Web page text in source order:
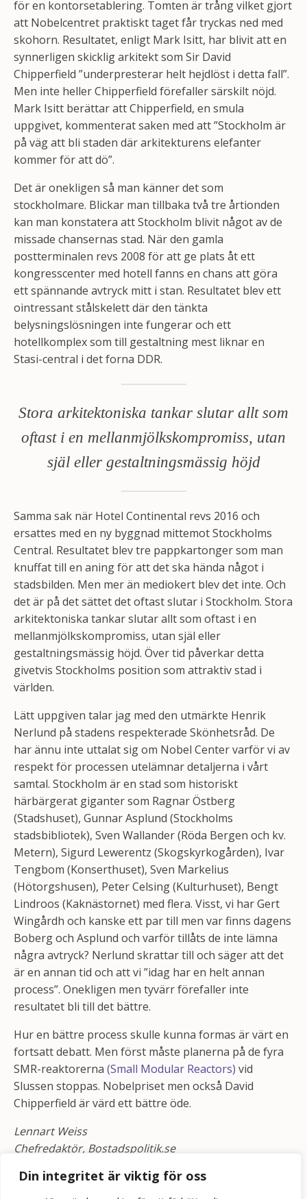
Din integritet är viktig för oss
för en kontorsetablering. Tomten är trång vilket gjort
att Nobelcentret praktiskt taget får tryckas ned med
skohorn. Resultatet, enligt Mark Isitt, har blivit att en
synnerligen skicklig arkitekt som Sir David
Chipperfield ”underpresterar helt hejdlöst i detta fall”.
Men inte heller Chipperfield förefaller särskilt nöjd.
Mark Isitt berättar att Chipperfield, en smula
uppgivet, kommenterat saken med att ”Stockholm är
på väg att bli staden där arkitekturens elefanter
kommer för att dö”.
Det är onekligen så man känner det som
stockholmare. Blickar man tillbaka två tre årtionden
kan man konstatera att Stockholm blivit något av de
missade chansernas stad. När den gamla
postterminalen revs 2008 för att ge plats åt ett
kongresscenter med hotell fanns en chans att göra
ett spännande avtryck mitt i stan. Resultatet blev ett
ointressant stålskelett där den tänkta
belysningslösningen inte fungerar och ett
hotellkomplex som till gestaltning mest liknar en
Stasi-central i det forna DDR.
Stora arkitektoniska tankar slutar allt som
oftast i en mellanmjölkskompromiss, utan
själ eller gestaltningsmässig höjd
Samma sak när Hotel Continental revs 2016 och
ersattes med en ny byggnad mittemot Stockholms
Central. Resultatet blev tre pappkartonger som man
knuffat till en aning för att det ska hända något i
stadsbilden. Men mer än mediokert blev det inte. Och
det är på det sättet det oftast slutar i Stockholm. Stora
arkitektoniska tankar slutar allt som oftast i en
mellanmjölkskompromiss, utan själ eller
gestaltningsmässig höjd. Över tid påverkar detta
givetvis Stockholms position som attraktiv stad i
världen.
Lätt uppgiven talar jag med den utmärkte Henrik
Nerlund på stadens respekterade Skönhetsråd. De
har ännu inte uttalat sig om Nobel Center varför vi av
respekt för processen utelämnar detaljerna i vårt
samtal. Stockholm är en stad som historiskt
härbärgerat giganter som Ragnar Östberg
(Stadshuset), Gunnar Asplund (Stockholms
stadsbibliotek), Sven Wallander (Röda Bergen och kv.
Metern), Sigurd Lewerentz (Skogskyrkogården), Ivar
Tengbom (Konserthuset), Sven Markelius
(Hötorgshusen), Peter Celsing (Kulturhuset), Bengt
Lindroos (Kaknästornet) med flera. Visst, vi har Gert
Wingårdh och kanske ett par till men var finns dagens
Boberg och Asplund och varför tillåts de inte lämna
några avtryck? Nerlund skrattar till och säger att det
är en annan tid och att vi ”idag har en helt annan
process”. Onekligen men tyvärr förefaller inte
resultatet bli till det bättre.
Hur en bättre process skulle kunna formas är värt en
fortsatt debatt. Men först måste planerna på de fyra
SMR-reaktorerna (Small Modular Reactors) vid
Slussen stoppas. Nobelpriset men också David
Chipperfield är värd ett bättre öde.
Lennart Weiss
Chefredaktör, Bostadspolitik.se